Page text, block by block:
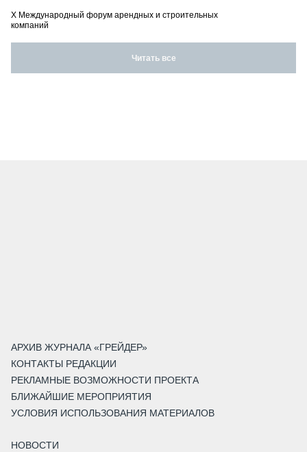
X Международный форум арендных и строительных
компаний
Читать все
АРХИВ ЖУРНАЛА «ГРЕЙДЕР»
КОНТАКТЫ РЕДАКЦИИ
РЕКЛАМНЫЕ ВОЗМОЖНОСТИ ПРОЕКТА
БЛИЖАЙШИЕ МЕРОПРИЯТИЯ
УСЛОВИЯ ИСПОЛЬЗОВАНИЯ МАТЕРИАЛОВ
НОВОСТИ